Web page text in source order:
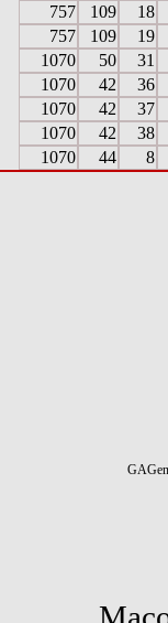
757
109
18
757
109
19
1070
50
31
1070
42
36
1070
42
37
1070
42
38
1070
44 8